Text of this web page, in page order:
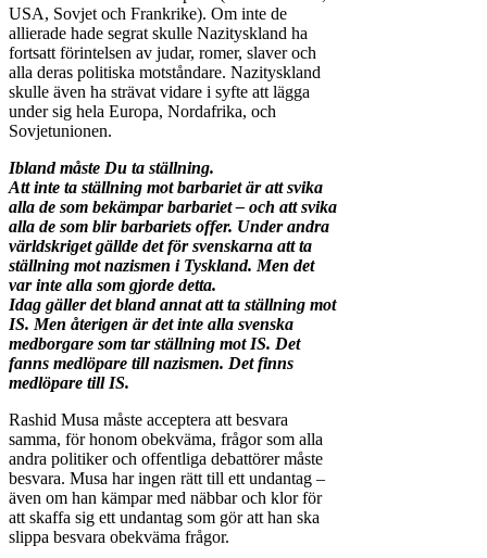
USA, Sovjet och Frankrike). Om inte de
allierade hade segrat skulle Nazityskland ha
fortsatt förintelsen av judar, romer, slaver och
alla deras politiska motståndare. Nazityskland
skulle även ha strävat vidare i syfte att lägga
under sig hela Europa, Nordafrika, och
Sovjetunionen.
Ibland måste Du ta ställning.
Att inte ta ställning mot barbariet är att svika
alla de som bekämpar barbariet – och att svika
alla de som blir barbariets offer. Under andra
världskriget gällde det för svenskarna att ta
ställning mot nazismen i Tyskland. Men det
var inte alla som gjorde detta.
Idag gäller det bland annat att ta ställning mot
IS. Men återigen är det inte alla svenska
medborgare som tar ställning mot IS. Det
fanns medlöpare till nazismen. Det finns
medlöpare till IS.
Rashid Musa måste acceptera att besvara
samma, för honom obekväma, frågor som alla
andra politiker och offentliga debattörer måste
besvara. Musa har ingen rätt till ett undantag –
även om han kämpar med näbbar och klor för
att skaffa sig ett undantag som gör att han ska
slippa besvara obekväma frågor.